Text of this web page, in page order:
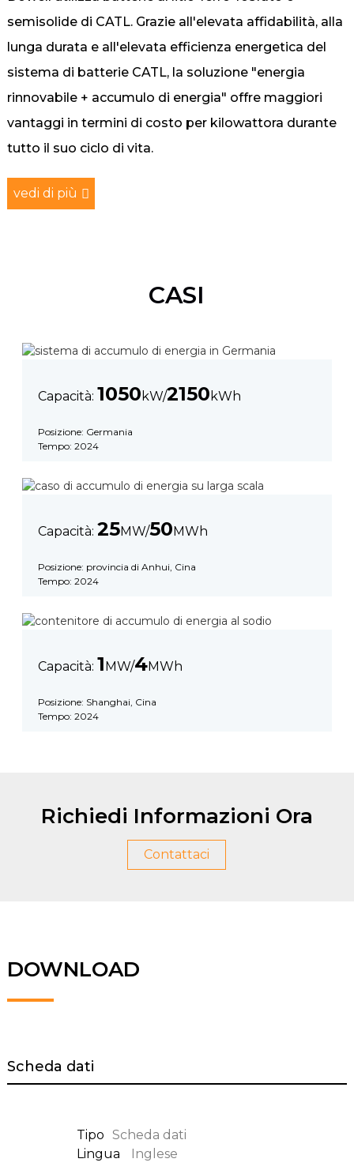
semisolide di CATL. Grazie all'elevata affidabilità, alla
lunga durata e all'elevata efficienza energetica del
sistema di batterie CATL, la soluzione "energia
rinnovabile + accumulo di energia" offre maggiori
vantaggi in termini di costo per kilowattora durante
tutto il suo ciclo di vita.
vedi di più
CASI
Capacità: 1050 kW/2150 kWh
Posizione: Germania
Tempo: 2024
Capacità: 25MW/50MWh
Posizione: provincia di Anhui, Cina
Tempo: 2024
Capacità: 1MW/4MWh
Posizione: Shanghai, Cina
Tempo: 2024
Richiedi Informazioni Ora
Contattaci
DOWNLOAD
Scheda dati
Tipo Scheda dati
Lingua
Inglese